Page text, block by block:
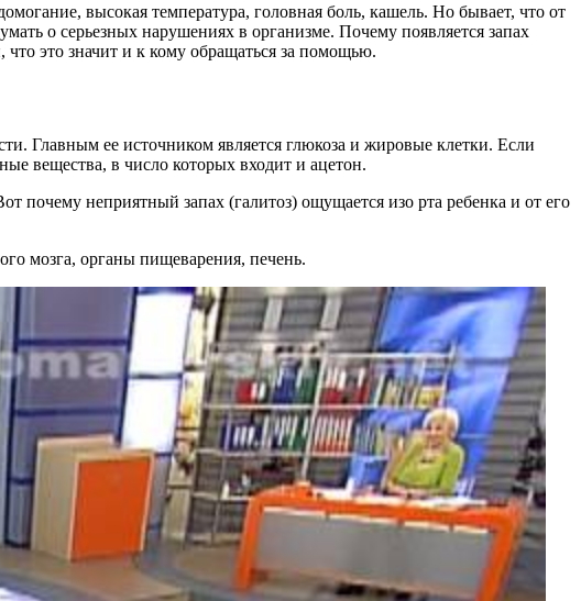
высокая температура, головная боль, кашель. Но бывает, что от
о серьезных нарушениях в организме. Почему появляется запах
что это значит и к кому обращаться за помощью.
Главным ее источником является глюкоза и жировые клетки. Если
вещества, в число которых входит и ацетон.
почему неприятный запах (галитоз) ощущается изо рта ребенка и от его
мозга, органы пищеварения, печень.